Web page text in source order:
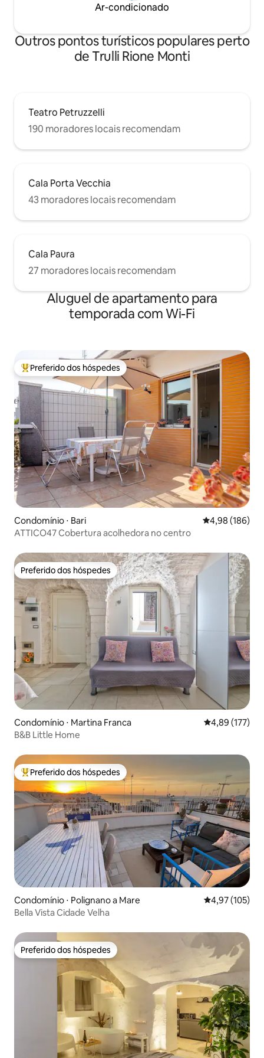
Ar-condicionado
Outros pontos turísticos populares perto
de Trulli Rione Monti
Teatro Petruzzelli
190 moradores locais recomendam
Cala Porta Vecchia
43 moradores locais recomendam
Cala Paura
27 moradores locais recomendam
Aluguel de apartamento para
temporada com Wi-Fi
Entre os melhores preferidos dos hóspedes
Preferido dos hóspedes
Condomínio ⋅ Bari 4,98 de uma
4,98 (186)
ATTICO47 Cobertura acolhedora no centro
Preferido dos hóspedes
Preferido dos hóspedes
Condomínio ⋅ Martina Franca 4,89 de uma
4,89 (177)
B&B Little Home
Entre os melhores preferidos dos hóspedes
Preferido dos hóspedes
Condomínio ⋅ Polignano a Mare 4,97 de uma
4,97 (105)
Bella Vista Cidade Velha
Preferido dos hóspedes
Preferido dos hóspedes